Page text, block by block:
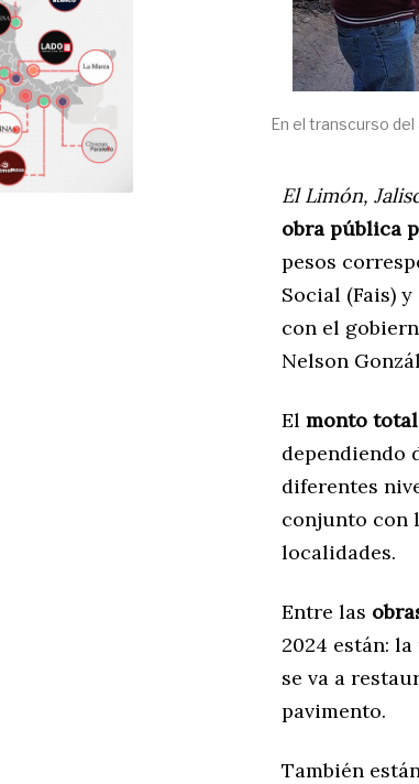
En el transcurso del
El Limón,
obra pública
pesos
Social (Fais)
con el
Nelson
El monto total
dependiendo
diferentes
conjunto con
localidades.
Entre las
2024 están:
se va a
pavimento.
También